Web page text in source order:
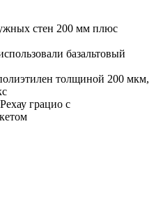
стен 200 мм плюс
базальтовый
толщиной 200 мкм,
грацио с